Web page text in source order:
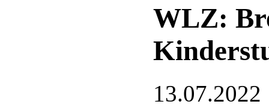
WLZ:
13.07.2022